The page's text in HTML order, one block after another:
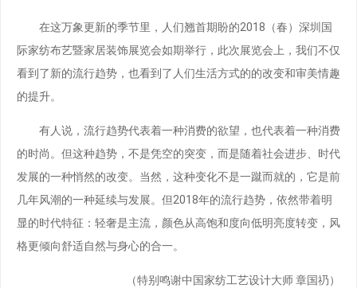
在这万象更新的季节里，人们翘首期盼的2018（春）深圳国
际家纺布艺暨家居装饰展览会如期举行，此次展览会上，我们不仅
看到了新的流行趋势，也看到了人们生活方式的的改变和审美情趣
的提升。
有人说，流行趋势代表着一种消费的欲望，也代表着一种消费
的时尚。但这种趋势，不是凭空的突变，而是随着社会进步、时代
发展的一种悄然的改变。当然，这种变化不是一蹴而就的，它是前
几年风潮的一种延续与发展。但2018年的流行趋势，依然带着明
显的时代特征：轻奢是主流，颜色从高饱和度向低明亮度转变，风
格更倾向舒适自然与身心的合一。
（特别鸣谢中国家纺工艺设计大师 章国礽）